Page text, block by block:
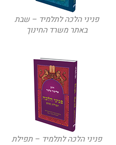
פניני הלכה לתלמיד – שבת
באתר משרד החינוך
פניני הלכה לתלמיד – תפילת